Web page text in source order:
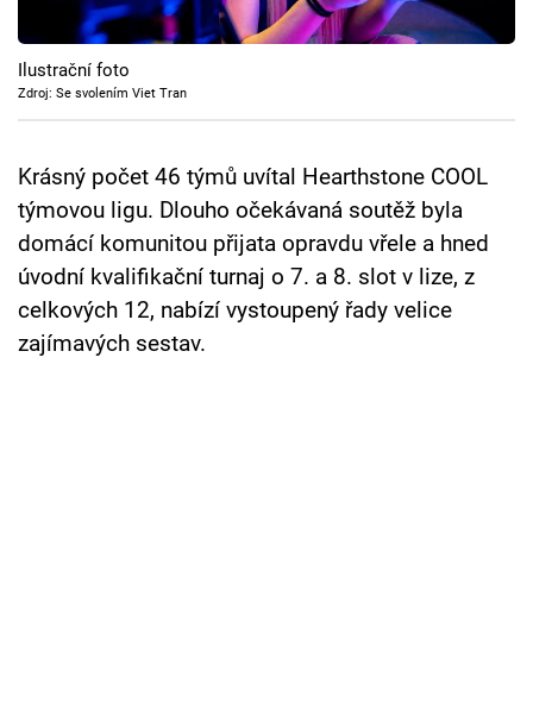
Cool Esport
Pořady
Sledujte prima+
Přihlášení
Sledujte nás
Ilustrační foto
Zdroj: Se svolením Viet Tran
Krásný počet 46 týmů uvítal Hearthstone COOL
týmovou ligu. Dlouho očekávaná soutěž byla
domácí komunitou přijata opravdu vřele a hned
úvodní kvalifikační turnaj o 7. a 8. slot v lize, z
celkových 12, nabízí vystoupený řady velice
zajímavých sestav.